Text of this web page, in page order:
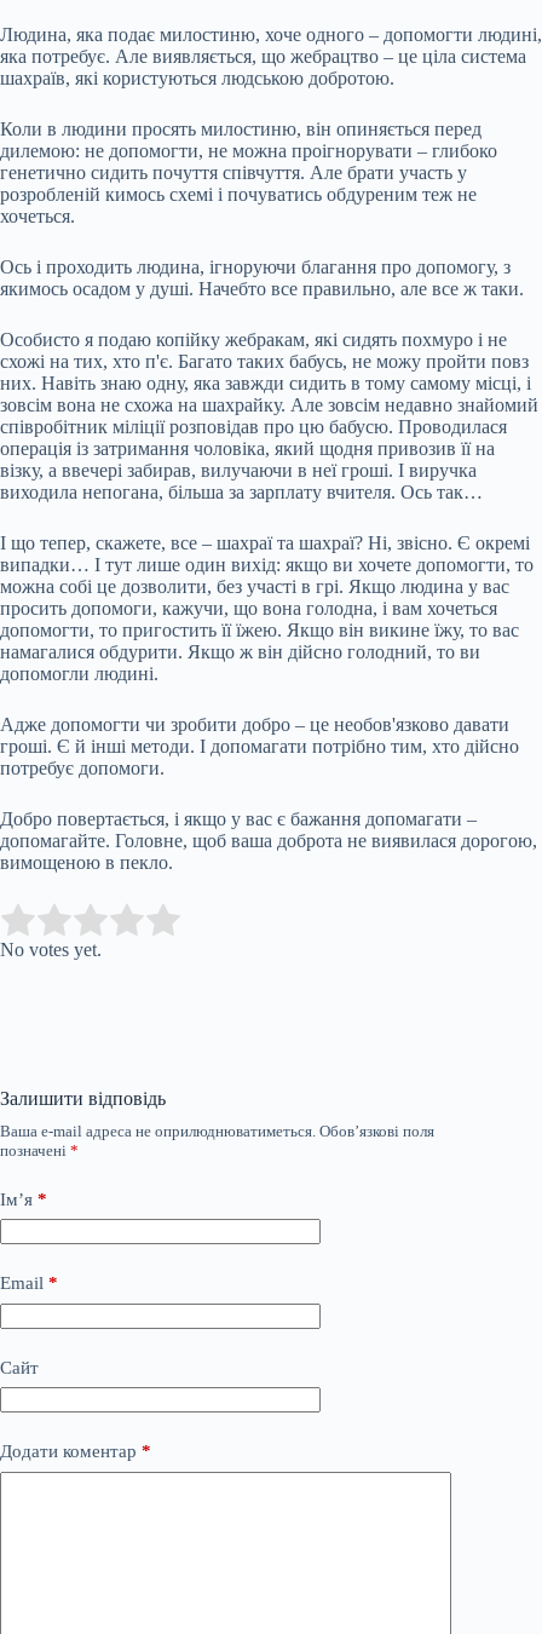
Людина, яка подає милостиню, хоче одного – допомогти людині,
яка потребує. Але виявляється, що жебрацтво – це ціла система
шахраїв, які користуються людською добротою.
Коли в людини просять милостиню, він опиняється перед
дилемою: не допомогти, не можна проігнорувати – глибоко
генетично сидить почуття співчуття. Але брати участь у
розробленій кимось схемі і почуватись обдуреним теж не
хочеться.
Ось і проходить людина, ігноруючи благання про допомогу, з
якимось осадом у душі. Начебто все правильно, але все ж таки.
Особисто я подаю копійку жебракам, які сидять похмуро і не
схожі на тих, хто п'є. Багато таких бабусь, не можу пройти повз
них. Навіть знаю одну, яка завжди сидить в тому самому місці, і
зовсім вона не схожа на шахрайку. Але зовсім недавно знайомий
співробітник міліції розповідав про цю бабусю. Проводилася
операція із затримання чоловіка, який щодня привозив її на
візку, а ввечері забирав, вилучаючи в неї гроші. І виручка
виходила непогана, більша за зарплату вчителя. Ось так…
І що тепер, скажете, все – шахраї та шахраї? Ні, звісно. Є окремі
випадки… І тут лише один вихід: якщо ви хочете допомогти, то
можна собі це дозволити, без участі в грі. Якщо людина у вас
просить допомоги, кажучи, що вона голодна, і вам хочеться
допомогти, то пригостить її їжею. Якщо він викине їжу, то вас
намагалися обдурити. Якщо ж він дійсно голодний, то ви
допомогли людині.
Адже допомогти чи зробити добро – це необов'язково давати
гроші. Є й інші методи. І допомагати потрібно тим, хто дійсно
потребує допомоги.
Добро повертається, і якщо у вас є бажання допомагати –
допомагайте. Головне, щоб ваша доброта не виявилася дорогою,
вимощеною в пекло.
Rate this item:
No votes yet.
Залишити відповідь
Ваша e-mail адреса не оприлюднюватиметься. Обов’язкові поля
позначені *
Ім’я *
Email *
Сайт
Додати коментар *